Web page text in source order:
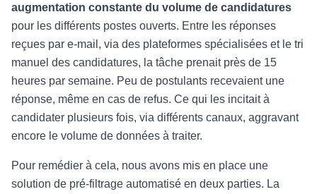
augmentation constante du volume de candidatures
pour les différents postes ouverts. Entre les réponses
reçues par e-mail, via des plateformes spécialisées et le tri
manuel des candidatures, la tâche prenait près de 15
heures par semaine. Peu de postulants recevaient une
réponse, même en cas de refus. Ce qui les incitait à
candidater plusieurs fois, via différents canaux, aggravant
encore le volume de données à traiter.
Pour remédier à cela, nous avons mis en place une
solution de pré-filtrage automatisé en deux parties. La